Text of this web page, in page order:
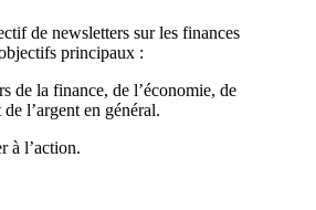
de newsletters sur les finances
principaux :
de la finance, de l’économie, de
l’argent en général.
à l’action.